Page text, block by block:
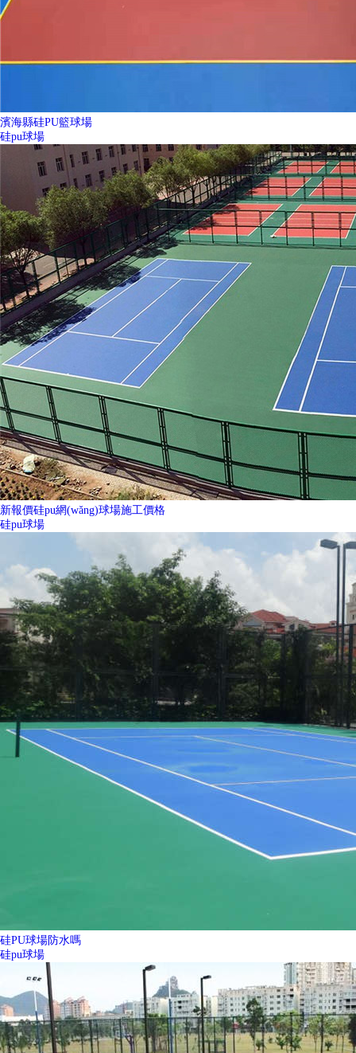
濱海縣硅PU籃球場
硅pu球場
新報價硅pu網(wǎng)球場施工價格
硅pu球場
硅PU球場防水嗎
硅pu球場